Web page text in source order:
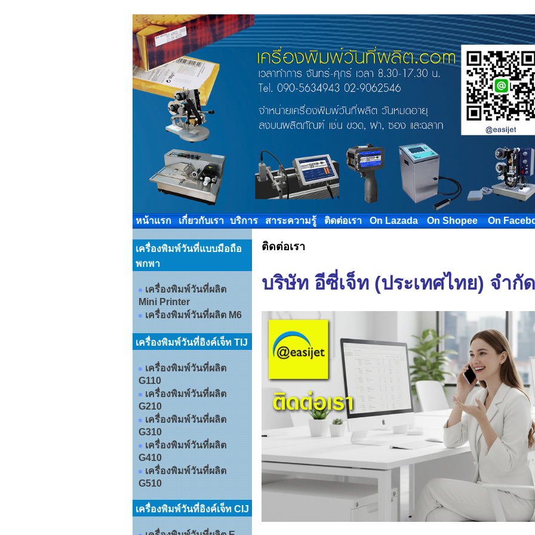
หน้าแรก เกี่ยวกับเรา บริการ สาระความรู้ ติดต่อเรา On Lazada On Shopee On
เครื่องพิมพ์วันที่แบบมือถือ
พกพา
เครื่องพิมพ์วันที่ผลิต
Mini Printer
เครื่องพิมพ์วันที่ผลิต M6
เครื่องพิมพ์วันที่อิงค์เจ็ท TIJ
เครื่องพิมพ์วันที่ผลิต
G110
เครื่องพิมพ์วันที่ผลิต
G210
เครื่องพิมพ์วันที่ผลิต
G310
เครื่องพิมพ์วันที่ผลิต
G410
เครื่องพิมพ์วันที่ผลิต
G510
เครื่องพิมพ์วันที่อิงค์เจ็ท CIJ
ติดต่อเรา
บริษัท อีซี่เจ็ท (ประเทศไทย) จำกัด